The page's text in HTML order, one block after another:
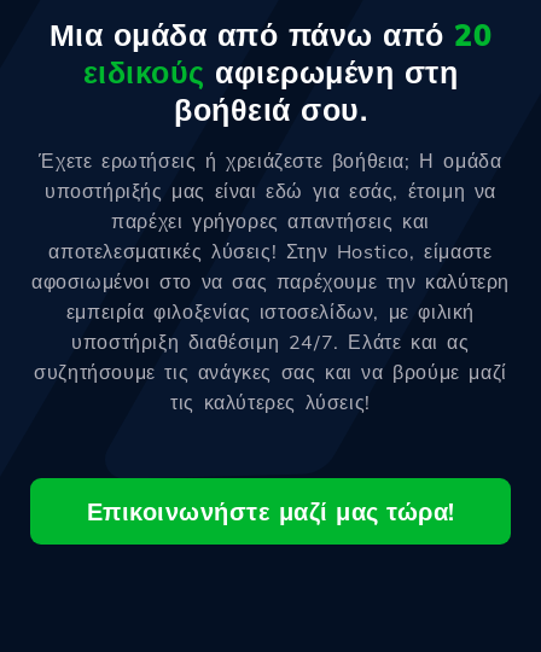
Μια ομάδα από πάνω από 20
ειδικούς αφιερωμένη στη
βοήθειά σου.
Έχετε ερωτήσεις ή χρειάζεστε βοήθεια; Η ομάδα
υποστήριξής μας είναι εδώ για εσάς, έτοιμη να
παρέχει γρήγορες απαντήσεις και
αποτελεσματικές λύσεις! Στην Hostico, είμαστε
αφοσιωμένοι στο να σας παρέχουμε την καλύτερη
εμπειρία φιλοξενίας ιστοσελίδων, με φιλική
υποστήριξη διαθέσιμη 24/7. Ελάτε και ας
συζητήσουμε τις ανάγκες σας και να βρούμε μαζί
τις καλύτερες λύσεις!
Επικοινωνήστε μαζί μας τώρα!